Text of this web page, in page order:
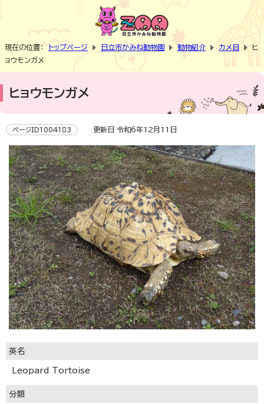
現在の位置： トップページ 日立市かみね動物園 動物紹介 カメ目
ヒ
ョウモンガメ
ヒョウモンガメ
ページID1004183 更新日 令和6年12月11日
英名
Leopard Tortoise
分類